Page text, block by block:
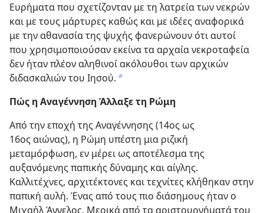
Ευρήματα που σχετίζονταν με τη λατρεία των νεκρών
και με τους μάρτυρες καθώς και με ιδέες αναφορικά
με την αθανασία της ψυχής φανερώνουν ότι αυτοί
που χρησιμοποιούσαν εκείνα τα αρχαία νεκροταφεία
δεν ήταν πλέον αληθινοί ακόλουθοι των αρχικών
διδασκαλιών του Ιησού. b
Πώς η Αναγέννηση Άλλαξε τη Ρώμη
Από την εποχή της Αναγέννησης (14ος ως
16ος αιώνας), η Ρώμη υπέστη μια ριζική
μεταμόρφωση, εν μέρει ως αποτέλεσμα της
αυξανόμενης παπικής δύναμης και αίγλης.
Καλλιτέχνες, αρχιτέκτονες και τεχνίτες κλήθηκαν στην
παπική αυλή. Ένας από τους πιο διάσημους ήταν ο
Μιχαήλ Άγγελος. Μερικά από τα αριστουργήματά του